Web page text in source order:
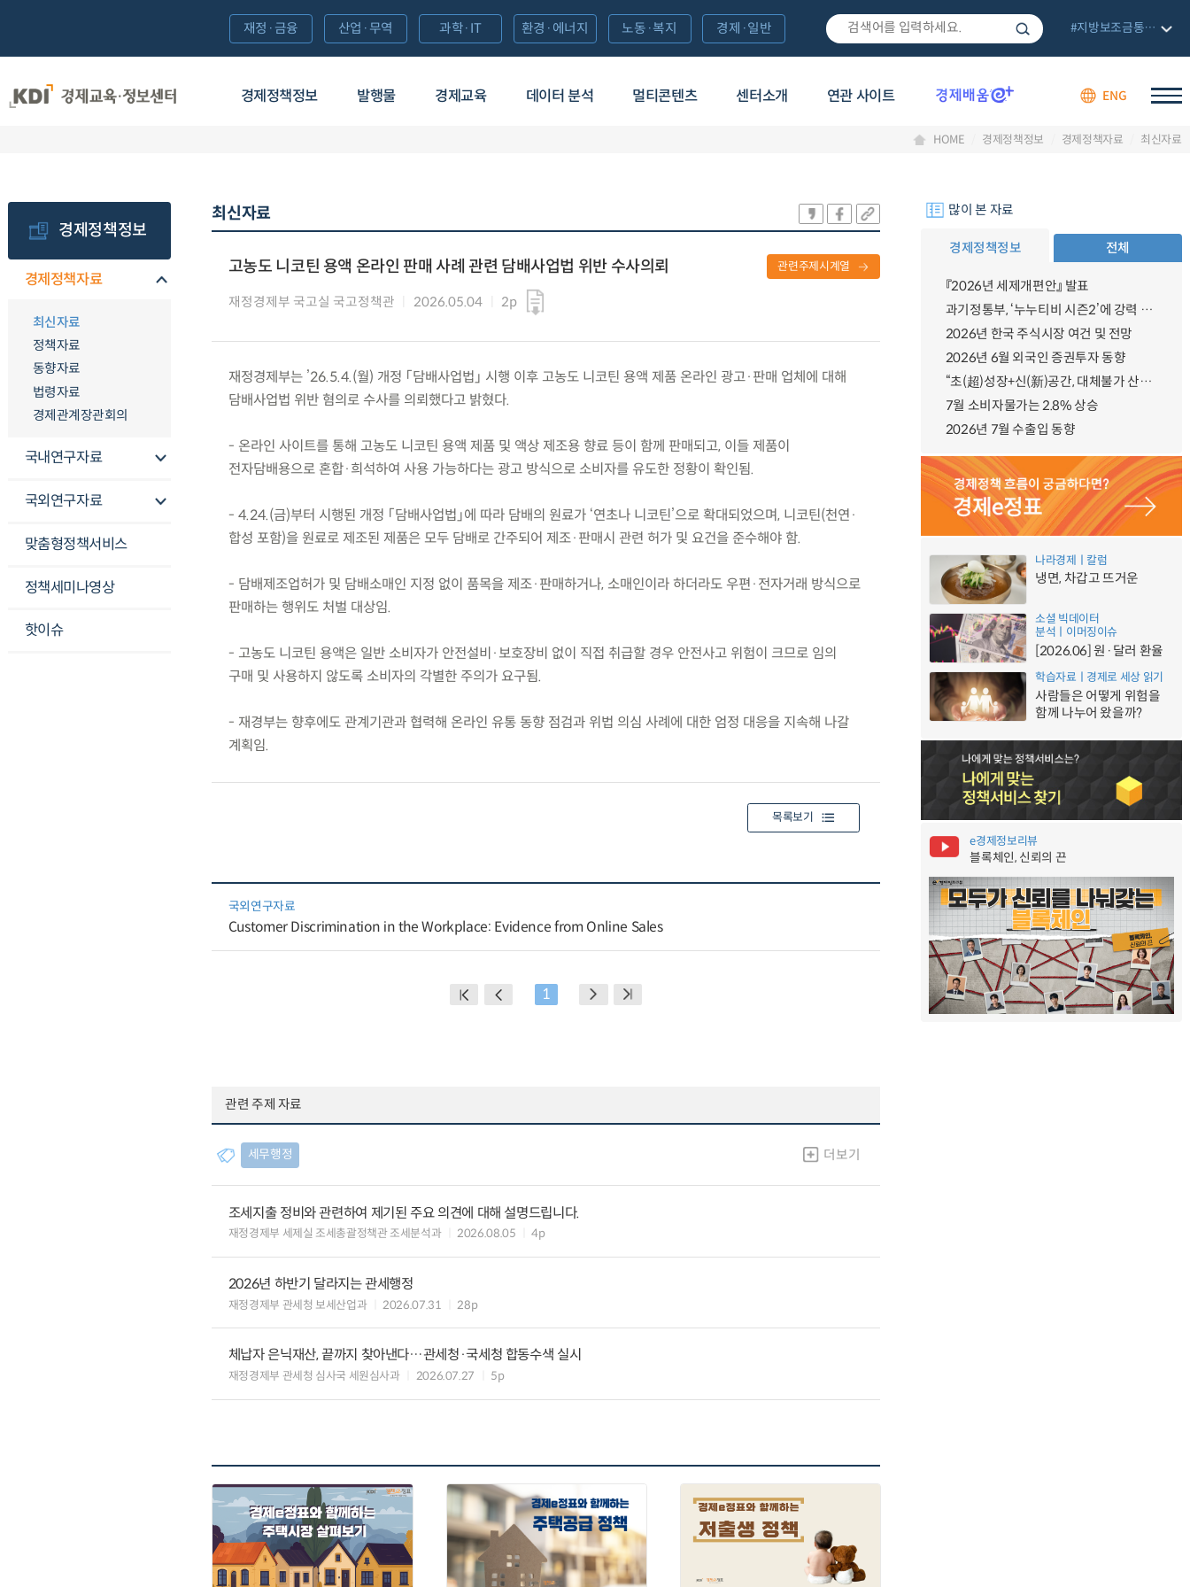
경제정책정보 발행물 경제교육 데이터 분석 멀티콘텐츠 센터소개 연관 사이트 ENG
재정·금융 산업·무역 과학·IT 환경·에너지 노동·복지 경제·일반 #지방보조금통합관리망
HOME 경제정책정보 경제정책자료 최신자료
경제정책정보
경제정책자료
최신자료
정책자료
동향자료
법령자료
경제관계장관회의
국내연구자료
국외연구자료
맞춤형정책서비스
정책세미나영상
핫이슈
최신자료
고농도 니코틴 용액 온라인 판매 사례 관련 담배사업법 위반 수사의뢰
재정경제부 국고실 국고정책관 2026.05.04 2p
관련주제시계열
재정경제부는 ’26.5.4.(월) 개정 「담배사업법」 시행 이후 고농도 니코틴 용액 제품 온라인 광고·판매 업체에 대해
담배사업법 위반 혐의로 수사를 의뢰했다고 밝혔다.
- 온라인 사이트를 통해 고농도 니코틴 용액 제품 및 액상 제조용 향료 등이 함께 판매되고, 이들 제품이
전자담배용으로 혼합·희석하여 사용 가능하다는 광고 방식으로 소비자를 유도한 정황이 확인됨.
- 4.24.(금)부터 시행된 개정 「담배사업법」에 따라 담배의 원료가 ‘연초나 니코틴’으로 확대되었으며, 니코틴(천연·
합성 포함)을 원료로 제조된 제품은 모두 담배로 간주되어 제조·판매시 관련 허가 및 요건을 준수해야 함.
- 담배제조업허가 및 담배소매인 지정 없이 품목을 제조·판매하거나, 소매인이라 하더라도 우편·전자거래 방식으로
판매하는 행위도 처벌 대상임.
- 고농도 니코틴 용액은 일반 소비자가 안전설비·보호장비 없이 직접 취급할 경우 안전사고 위험이 크므로 임의
구매 및 사용하지 않도록 소비자의 각별한 주의가 요구됨.
- 재경부는 향후에도 관계기관과 협력해 온라인 유통 동향 점검과 위법 의심 사례에 대한 엄정 대응을 지속해 나갈
계획임.
목록보기
국외연구자료
Customer Discrimination in the Workplace: Evidence from Online Sales
1
관련 주제 자료
세무행정 더보기
조세지출 정비와 관련하여 제기된 주요 의견에 대해 설명드립니다.
재정경제부 세제실 조세총괄정책관 조세분석과 2026.08.05 4p
2026년 하반기 달라지는 관세행정
재정경제부 관세청 보세산업과 2026.07.31 28p
체납자 은닉재산, 끝까지 찾아낸다…관세청·국세청 합동수색 실시
재정경제부 관세청 심사국 세원심사과 2026.07.27 5p
많이 본 자료
경제정책정보 전체
『2026년 세제개편안』 발표
과기정통부, ‘누누티비 시즌2’에 강력 대응 의지 밝혀
2026년 한국 주식시장 여건 및 전망
2026년 6월 외국인 증권투자 동향
“초(超)성장+신(新)공간, 대체불가 산업강국”
7월 소비자물가는 2.8% 상승
2026년 7월 수출입 동향
나라경제ㅣ칼럼
냉면, 차갑고 뜨거운
소셜 빅데이터
분석ㅣ이머징이슈
[2026.06] 원·달러 환율
학습자료ㅣ경제로 세상 읽기
사람들은 어떻게 위험을
함께 나누어 왔을까?
e경제정보리뷰
블록체인, 신뢰의 끈